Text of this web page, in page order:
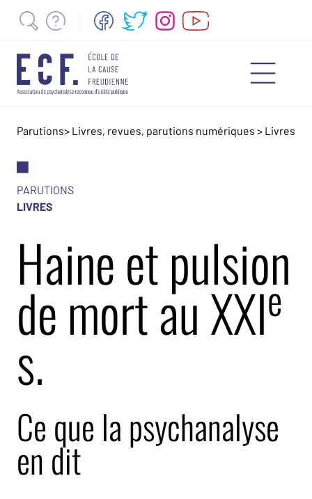
Parutions> Livres, revues, parutions numériques > Livres
PARUTIONS
LIVRES
Haine et pulsion
de mort au XXIe
s.
Ce que la psychanalyse
en dit